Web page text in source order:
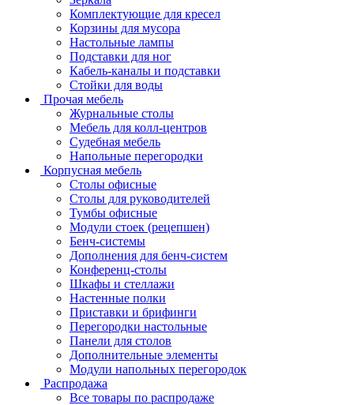
Комплектующие для кресел
Корзины для мусора
Настольные лампы
Подставки для ног
Кабель-каналы и подставки
Стойки для воды
Прочая мебель
Журнальные столы
Мебель для колл-центров
Судебная мебель
Напольные перегородки
Корпусная мебель
Столы офисные
Столы для руководителей
Тумбы офисные
Модули стоек (рецепшен)
Бенч-системы
Дополнения для бенч-систем
Конференц-столы
Шкафы и стеллажи
Настенные полки
Приставки и брифинги
Перегородки настольные
Панели для столов
Дополнительные элементы
Модули напольных перегородок
Распродажа
Все товары по распродаже